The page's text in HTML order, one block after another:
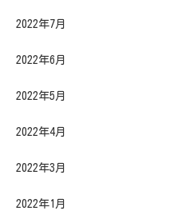
2022年7月
2022年6月
2022年5月
2022年4月
2022年3月
2022年1月